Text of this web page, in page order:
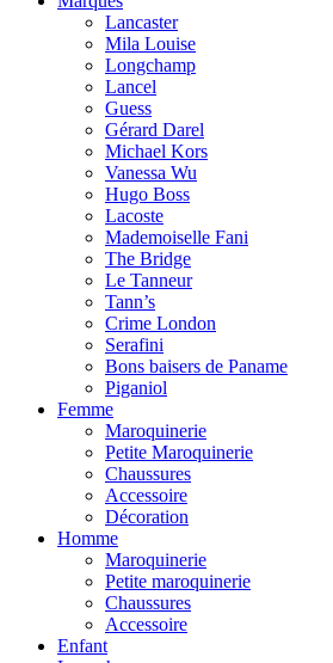
Lancaster
Mila Louise
Longchamp
Lancel
Guess
Gérard Darel
Michael Kors
Vanessa Wu
Hugo Boss
Lacoste
Mademoiselle Fani
The Bridge
Le Tanneur
Tann’s
Crime London
Serafini
Bons baisers de Paname
Piganiol
Femme
Maroquinerie
Petite Maroquinerie
Chaussures
Accessoire
Décoration
Homme
Maroquinerie
Petite maroquinerie
Chaussures
Accessoire
Enfant